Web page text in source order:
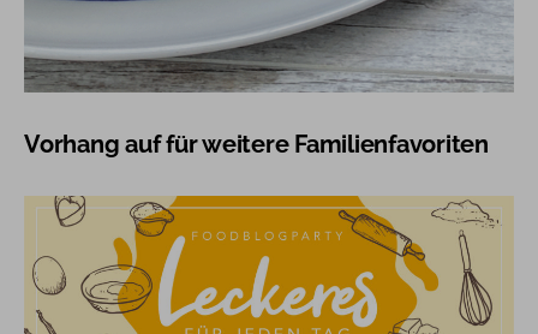
Vorhang auf für weitere Familienfavoriten